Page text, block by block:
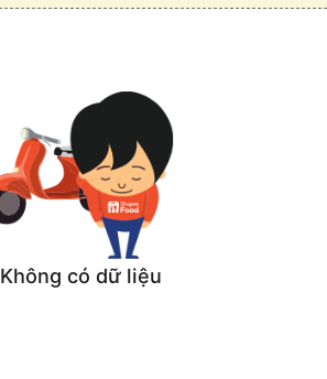
Không có dữ liệu